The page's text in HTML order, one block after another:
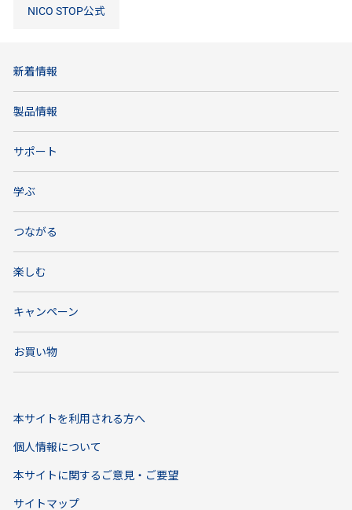
NICO STOP公式
新着情報
製品情報
サポート
学ぶ
つながる
楽しむ
キャンペーン
お買い物
本サイトを利用される方へ
個人情報について
本サイトに関するご意見・ご要望
サイトマップ